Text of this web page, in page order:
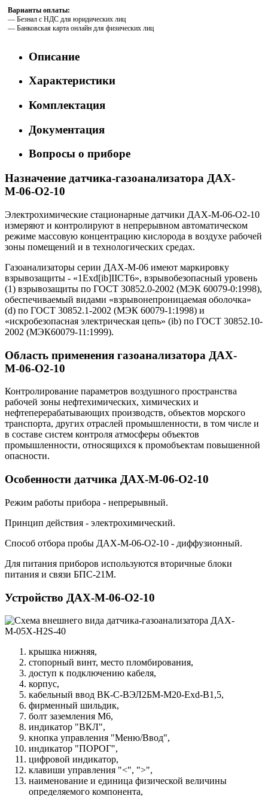
Варианты оплаты:
— Безнал с НДС для юридических лиц
— Банковская карта онлайн для физических лиц
Описание
Характеристики
Комплектация
Документация
Вопросы о приборе
Назначение датчика-газоанализатора ДАХ-
М-06-O2-10
Электрохимические стационарные датчики ДАХ-М-06-O2-10
измеряют и контролируют в непрерывном автоматическом
режиме массовую концентрацию кислорода в воздухе рабочей
зоны помещений и в технологических средах.
Газоанализаторы серии ДАХ-М-06 имеют маркировку
взрывозащиты - «1Exd[ib]IICT6», взрывобезопасный уровень
(1) взрывозащиты по ГОСТ 30852.0-2002 (МЭК 60079-0:1998),
обеспечиваемый видами «взрывонепроницаемая оболочка»
(d) по ГОСТ 30852.1-2002 (МЭК 60079-1:1998) и
«искробезопасная электрическая цепь» (ib) по ГОСТ 30852.10-
2002 (МЭК60079-11:1999).
Область применения газоанализатора ДАХ-
М-06-O2-10
Контролирование параметров воздушного пространства
рабочей зоны нефтехимических, химических и
нефтеперерабатывающих производств, объектов морского
транспорта, других отраслей промышленности, в том числе и
в составе систем контроля атмосферы объектов
промышленности, относящихся к промобъектам повышенной
опасности.
Особенности датчика ДАХ-М-06-O2-10
Режим работы прибора - непрерывный.
Принцип действия - электрохимический.
Способ отбора пробы ДАХ-М-06-O2-10 - диффузионный.
Для питания приборов используются вторичные блоки
питания и связи БПС-21М.
Устройство ДАХ-М-06-O2-10
крышка нижняя,
стопорный винт, место пломбирования,
доступ к подключению кабеля,
корпус,
кабельный ввод ВК-С-ВЭЛ2БМ-М20-Exd-В1,5,
фирменный шильдик,
болт заземления М6,
индикатор "ВКЛ",
кнопка управления "Меню/Ввод",
индикатор "ПОРОГ",
цифровой индикатор,
клавиши управления "<", ">",
наименование и единица физической величины
определяемого компонента,